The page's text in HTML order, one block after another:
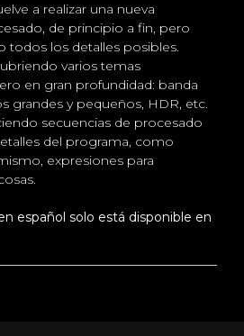
a realizar una nueva
de principio a fin, pero
todos los detalles posibles.
varios temas
en gran profundidad: banda
grandes y pequeños, HDR, etc.
secuencias de procesado
del programa, como
expresiones para
español solo está disponible en